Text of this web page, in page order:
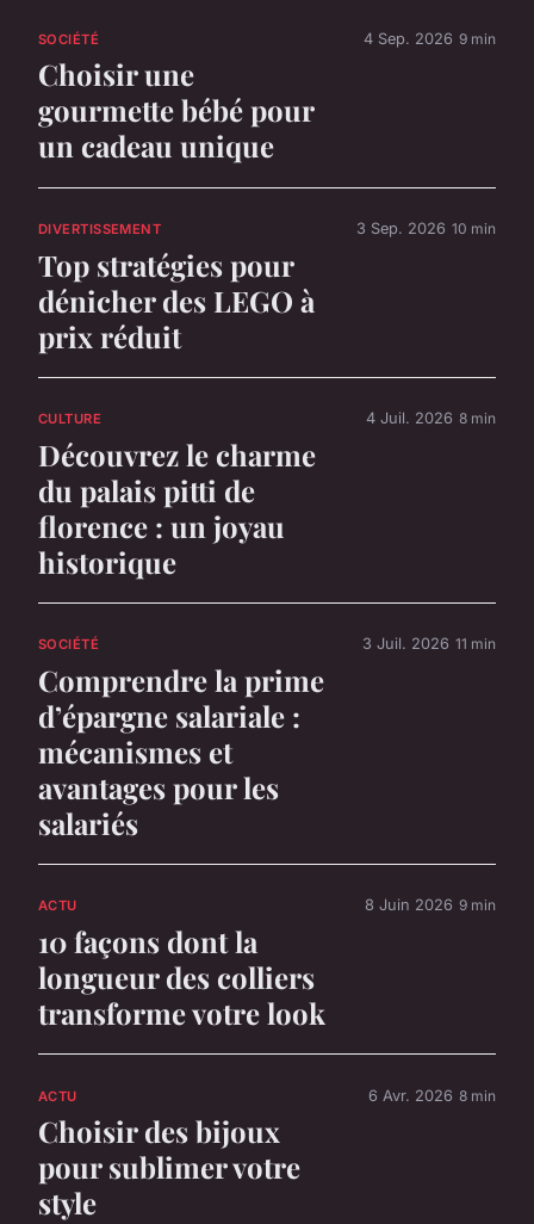
SOCIÉTÉ
Choisir une
gourmette bébé pour
un cadeau unique
4 Sep. 2026 9 min
DIVERTISSEMENT
Top stratégies pour
dénicher des LEGO à
prix réduit
3 Sep. 2026 10 min
CULTURE
Découvrez le charme
du palais pitti de
florence : un joyau
historique
4 Juil. 2026 8 min
SOCIÉTÉ
Comprendre la prime
d’épargne salariale :
mécanismes et
avantages pour les
salariés
3 Juil. 2026 11 min
ACTU
10 façons dont la
longueur des colliers
transforme votre look
8 Juin 2026 9 min
ACTU
Choisir des bijoux
pour sublimer votre
style
6 Avr. 2026 8 min